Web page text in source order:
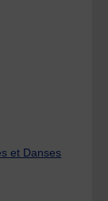
et Danses